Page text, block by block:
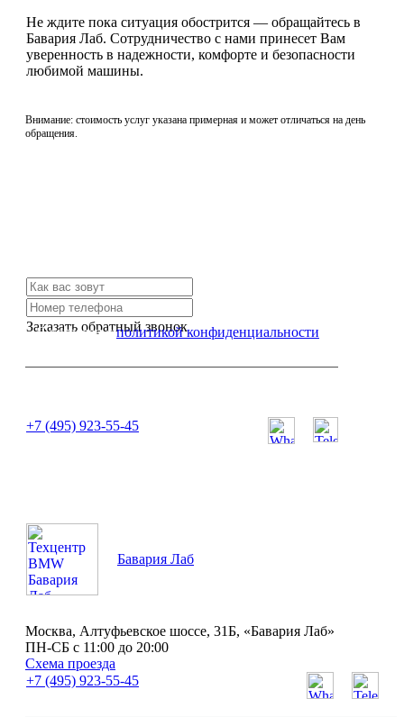
Не ждите пока ситуация обострится — обращайтесь в
Бавария Лаб. Сотрудничество с нами принесет Вам
уверенность в надежности, комфорте и безопасности
любимой машины.
Внимание: стоимость услуг указана примерная и может отличаться на день
обращения.
Заказать обратный звонок
Я согласен сполитикой конфиденциальности
+7 (495) 923-55-45
Бавария Лаб
Москва, Алтуфьевское шоссе, 31Б, «Бавария Лаб»
ПН-СБ с 11:00 до 20:00
Схема проезда
+7 (495) 923-55-45